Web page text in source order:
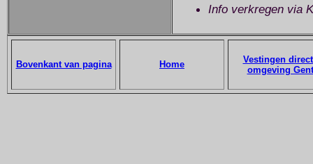
Info verkregen via
Bovenkant van pagina Home
Vestingen
omgeving Gent